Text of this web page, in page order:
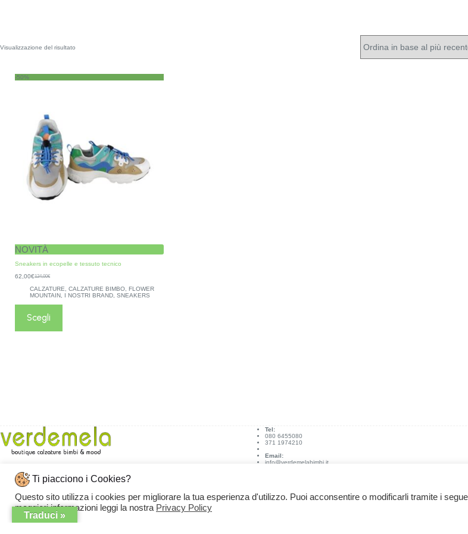
Visualizzazione del risultato
-50%
NOVITÀ
Sneakers in ecopelle e tessuto tecnico
124,00€
62,00€
CALZATURE
CALZATURE BIMBO FLOWER
MOUNTAIN
I NOSTRI BRAND SNEAKERS
Scegli
Indirizzo:
76011 Bisceglie BT
Tel:
080 6455080
371 1974210
Email:
info@verdemelabimbi.it
Ti piacciono i Cookies?
Questo sito utilizza i cookies per migliorare la tua esperienza d'utilizzo. Puoi acconsentire o modificarli tramite i
maggiori informazioni leggi la nostra Privacy Policy
Traduci »